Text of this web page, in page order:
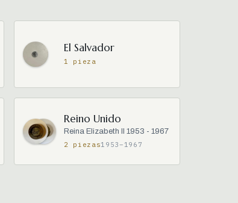
El Salvador
1 pieza
Reino Unido
Reina Elizabeth II 1953 - 1967
2 piezas1953–1967